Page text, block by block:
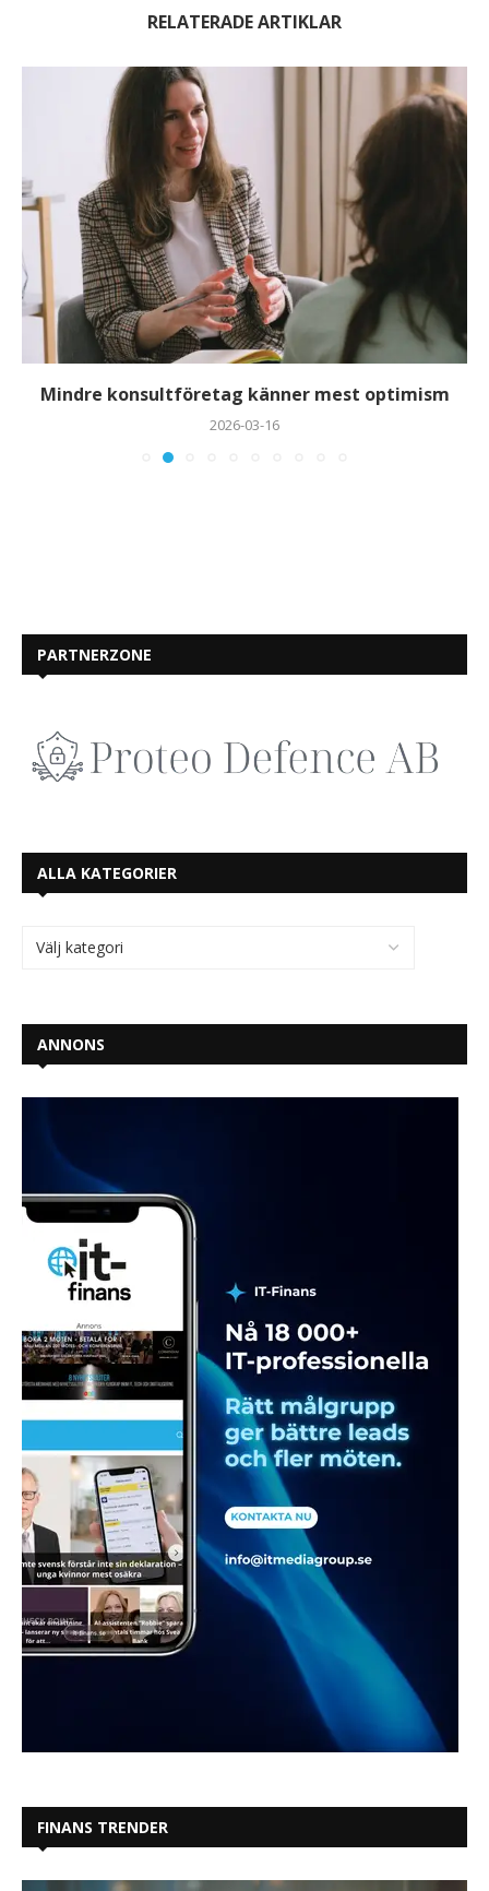
RELATERADE ARTIKLAR
Mindre konsultföretag känner mest optimism
2026-03-16
PARTNERZONE
ALLA KATEGORIER
ANNONS
FINANS TRENDER